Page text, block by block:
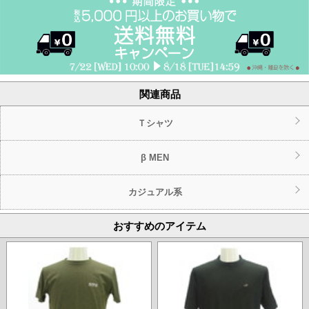
関連商品
Ｔシャツ
β MEN
カジュアル系
おすすめのアイテム